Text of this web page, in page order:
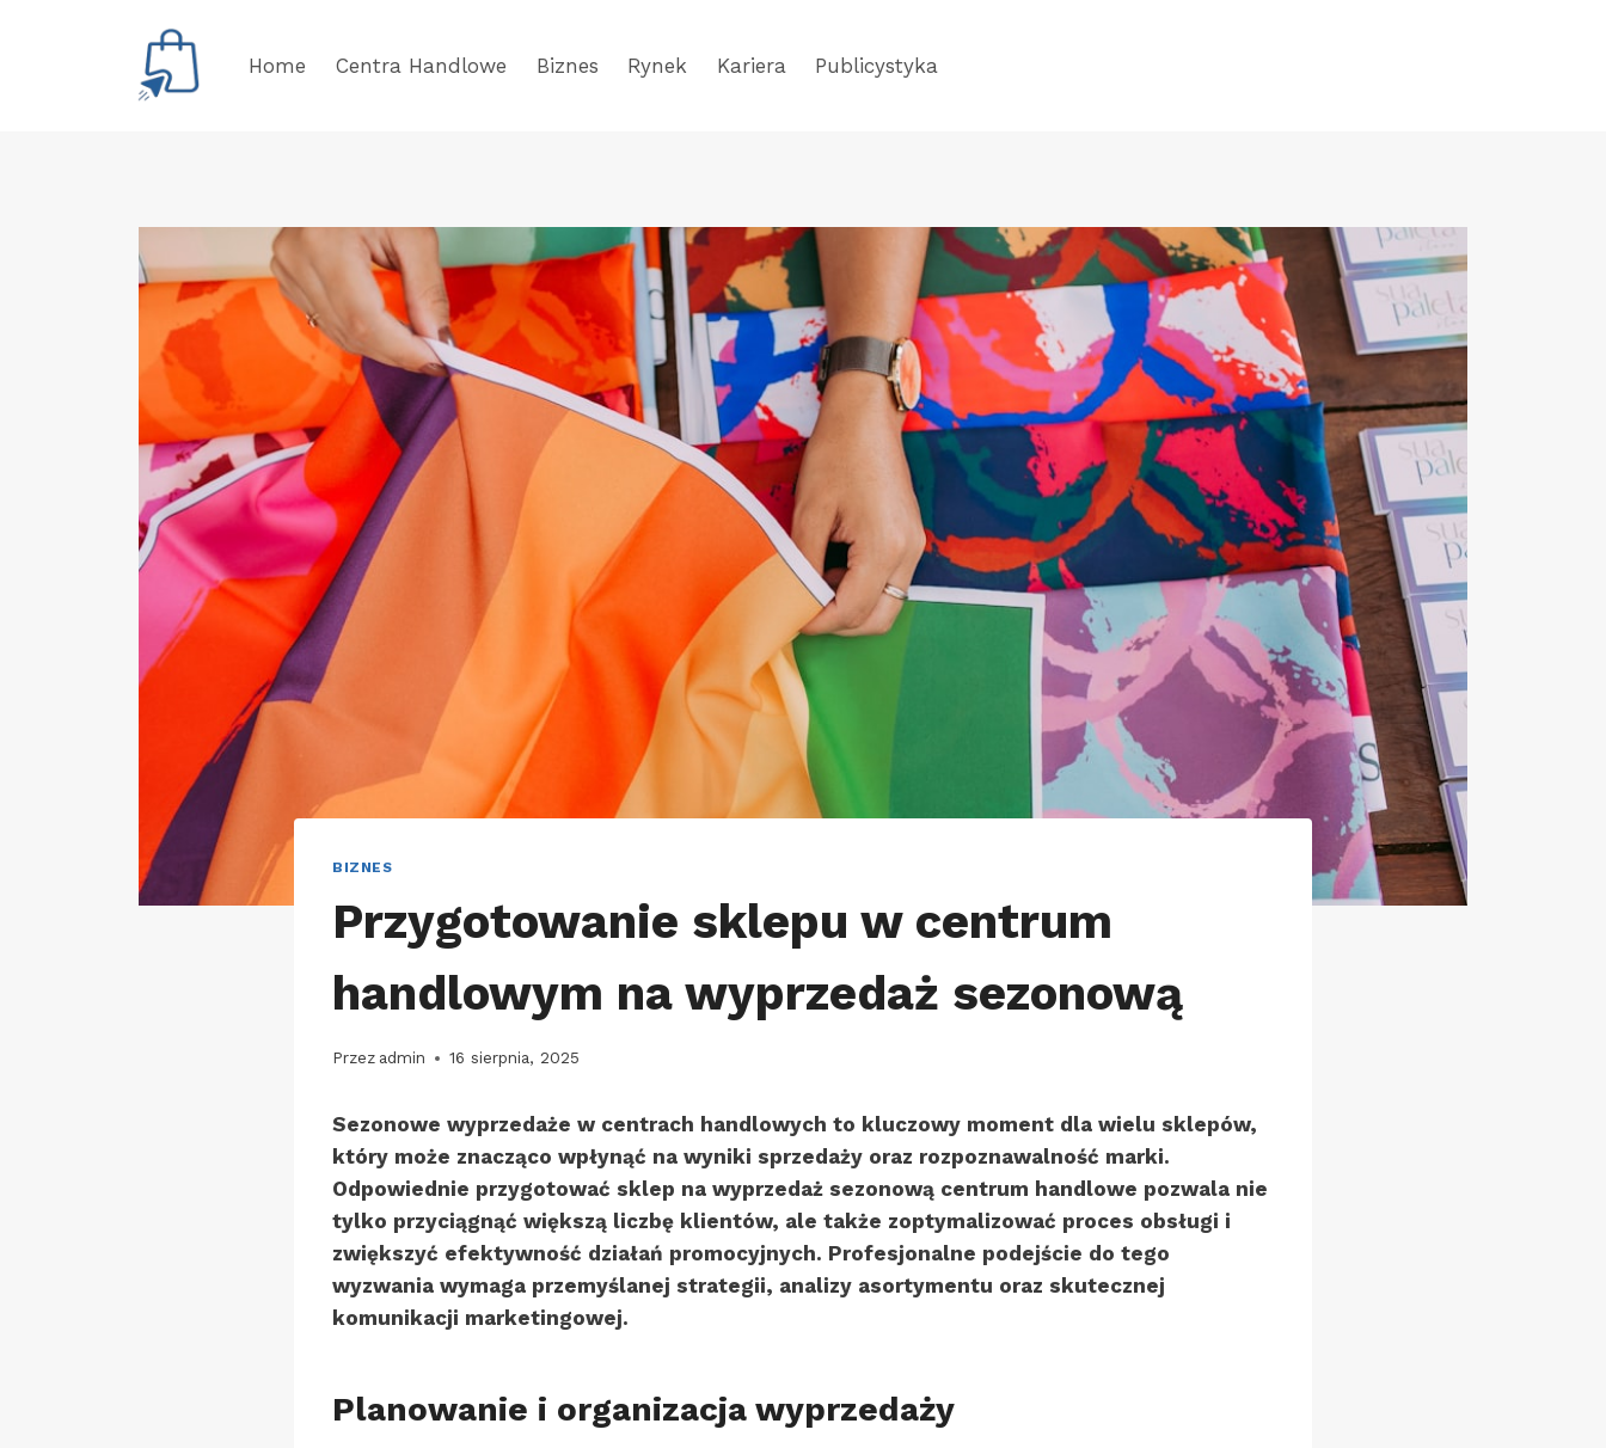
Home Centra Handlowe Biznes Rynek Kariera Publicystyka
BIZNES
Przygotowanie sklepu w centrum
handlowym na wyprzedaż sezonową
Przez admin 16 sierpnia, 2025
Sezonowe wyprzedaże w centrach handlowych to kluczowy moment dla wielu sklepów,
który może znacząco wpłynąć na wyniki sprzedaży oraz rozpoznawalność marki.
Odpowiednie przygotować sklep na wyprzedaż sezonową centrum handlowe pozwala nie
tylko przyciągnąć większą liczbę klientów, ale także zoptymalizować proces obsługi i
zwiększyć efektywność działań promocyjnych. Profesjonalne podejście do tego
wyzwania wymaga przemyślanej strategii, analizy asortymentu oraz skutecznej
komunikacji marketingowej.
Planowanie i organizacja wyprzedaży